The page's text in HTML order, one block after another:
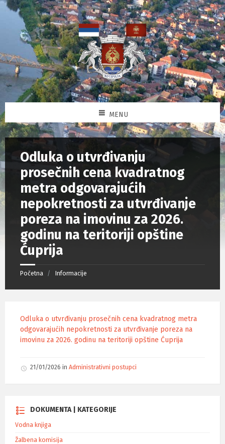
MENU
Odluka o utvrđivanju
prosečnih cena kvadratnog
metra odgovarajućih
nepokretnosti za utvrđivanje
poreza na imovinu za 2026.
godinu na teritoriji opštine
Ćuprija
Početna Informacije
Odluka o utvrđivanju prosečnih cena kvadratnog metra
odgovarajućih nepokretnosti za utvrđivanje poreza na
imovinu za 2026. godinu na teritoriji opštine Ćuprija
21/01/2026 in Administrativni postupci
DOKUMENTA | KATEGORIJE
Vodna knjiga
Žalbena komisija